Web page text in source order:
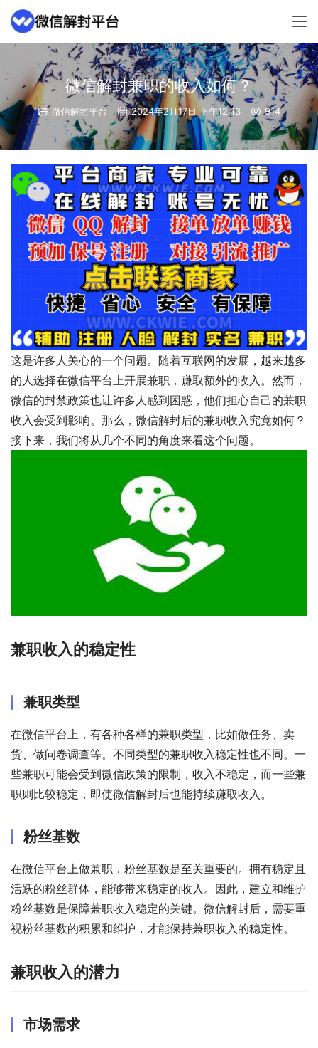
微信解封兼职的收入如何？
微信解封平台 2024年2月17日 下午12:13 914
这是许多人关心的一个问题。随着互联网的发展，越来越多
的人选择在微信平台上开展兼职，赚取额外的收入。然而，
微信的封禁政策也让许多人感到困惑，他们担心自己的兼职
收入会受到影响。那么，微信解封后的兼职收入究竟如何？
接下来，我们将从几个不同的角度来看这个问题。
兼职收入的稳定性
兼职类型
在微信平台上，有各种各样的兼职类型，比如做任务、卖
货、做问卷调查等。不同类型的兼职收入稳定性也不同。一
些兼职可能会受到微信政策的限制，收入不稳定，而一些兼
职则比较稳定，即使微信解封后也能持续赚取收入。
粉丝基数
在微信平台上做兼职，粉丝基数是至关重要的。拥有稳定且
活跃的粉丝群体，能够带来稳定的收入。因此，建立和维护
粉丝基数是保障兼职收入稳定的关键。微信解封后，需要重
视粉丝基数的积累和维护，才能保持兼职收入的稳定性。
兼职收入的潜力
市场需求